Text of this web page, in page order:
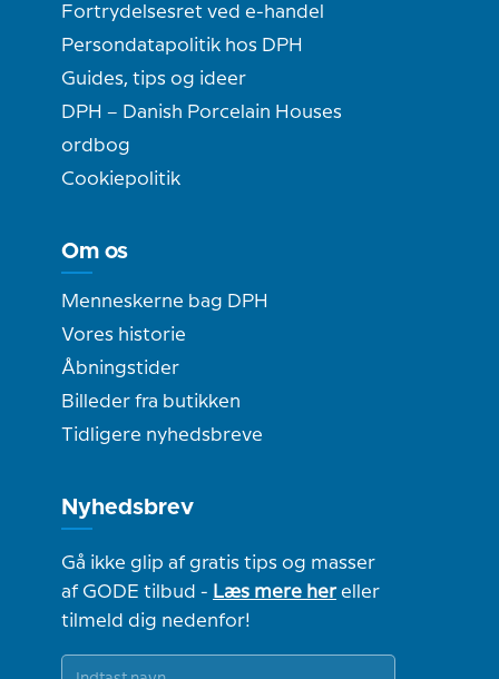
Fortrydelsesret ved e-handel
Persondatapolitik hos DPH
Guides, tips og ideer
DPH – Danish Porcelain Houses
ordbog
Cookiepolitik
Om os
Menneskerne bag DPH
Vores historie
Åbningstider
Billeder fra butikken
Tidligere nyhedsbreve
Nyhedsbrev
Gå ikke glip af gratis tips og masser
af GODE tilbud - Læs mere hereller
tilmeld dig nedenfor!